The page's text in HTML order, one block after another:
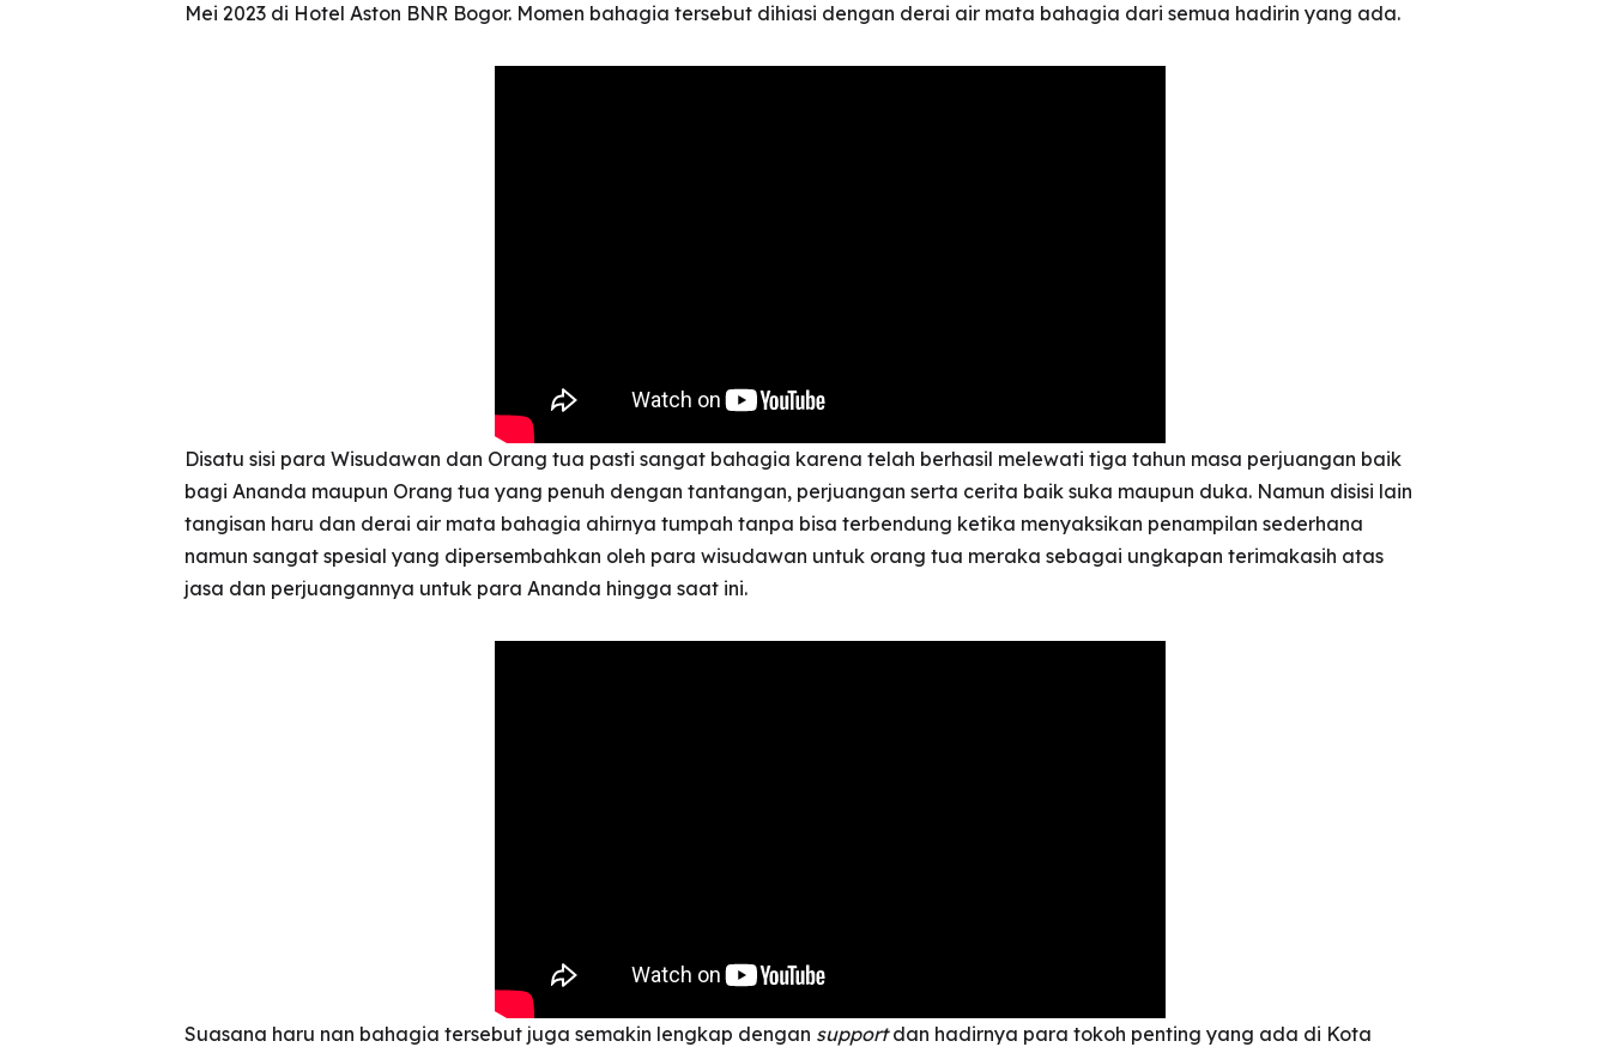
Mei 2023 di Hotel Aston BNR Bogor. Momen bahagia tersebut dihiasi dengan derai air mata bahagia dari semua hadirin yang ada.
Disatu sisi para Wisudawan dan Orang tua pasti sangat bahagia karena telah berhasil melewati tiga tahun masa perjuangan baik
bagi Ananda maupun Orang tua yang penuh dengan tantangan, perjuangan serta cerita baik suka maupun duka. Namun disisi lain
tangisan haru dan derai air mata bahagia ahirnya tumpah tanpa bisa terbendung ketika menyaksikan penampilan sederhana
namun sangat spesial yang dipersembahkan oleh para wisudawan untuk orang tua meraka sebagai ungkapan terimakasih atas
jasa dan perjuangannya untuk para Ananda hingga saat ini.
Suasana haru nan bahagia tersebut juga semakin lengkap dengan supportdan hadirnya para tokoh penting yang ada di Kota